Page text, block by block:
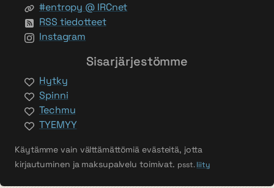
#entropy @ IRCnet
RSS tiedotteet
Instagram
Sisarjärjestömme
Hytky
Spinni
Techmu
TYEMYY
Käytämme vain välttämättömiä evästeitä, jotta
kirjautuminen ja maksupalvelu toimivat. psst.liity